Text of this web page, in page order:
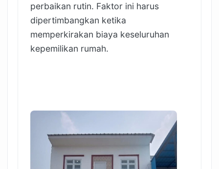
perbaikan rutin. Faktor ini harus
dipertimbangkan ketika
memperkirakan biaya keseluruhan
kepemilikan rumah.